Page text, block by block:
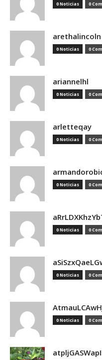
0 Noticias 0
arethalincoln
0 Noticias 0
ariannelhl
0 Noticias 0
arletteqay
0 Noticias 0
0 Noticias 0
0 Noticias 0
0 Noticias 0
0 Noticias 0